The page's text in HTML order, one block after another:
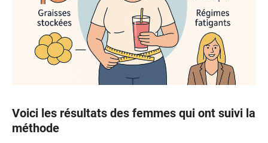
Voici les résultats des femmes qui ont suivi la
méthode